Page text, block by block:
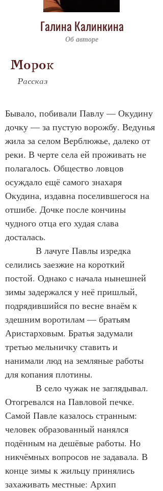
Галина Калинкина
Об авторе
Морок
Рассказ
Бывало, побивали Павлу — Окудину
дочку — за пустую ворожбу. Ведунья
жила за селом Верблюжье, далеко от
реки. В черте села ей проживать не
полагалось. Общество ловцов
осуждало ещё самого знахаря
Окудина, издавна поселившегося на
отшибе. Дочке после кончины
чудного отца его худая слава
досталась.
селились заезжие на короткий
постой. Однако с начала нынешней
зимы задержался у неё пришлый,
подрядившийся по весне внаём к
здешним воротилам — братьям
Аристарховым. Братья задумали
третью мельничку ставить и
нанимали люд на земляные работы
для копания плотины.
Отогревался на Павловой печке.
Самой Павле казалось странным:
человек образованный нанялся
подённым на дешёвые работы. Но
никчёмных вопросов не задавала. В
конце зимы к жильцу принялись
захаживать местные: Архип